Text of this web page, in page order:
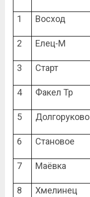
1 Восход
2 Елец-М
3 Старт
4 Факел Тр
5 Долгоруково
6 Становое
7 Маёвка
8 Хмелинец